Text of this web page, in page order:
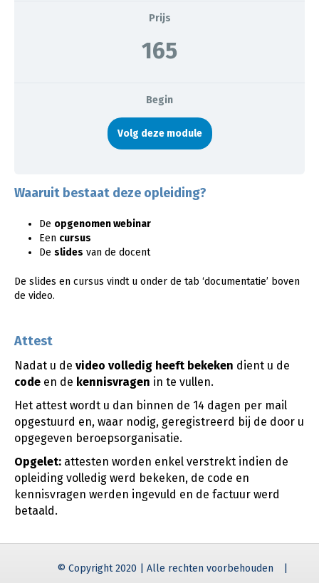
Prijs
165
Begin
Volg deze module
Waaruit bestaat deze opleiding?
De opgenomen webinar
Een cursus
De slides van de docent
De slides en cursus vindt u onder de tab ‘documentatie’ boven
de video.
Attest
Nadat u de video volledig heeft bekeken dient u de
code en de kennisvragen in te vullen.
Het attest wordt u dan binnen de 14 dagen per mail
opgestuurd en, waar nodig, geregistreerd bij de door u
opgegeven beroepsorganisatie.
Opgelet: attesten worden enkel verstrekt indien de
opleiding volledig werd bekeken, de code en
kennisvragen werden ingevuld en de factuur werd
betaald.
© Copyright 2020 | Alle rechten voorbehouden